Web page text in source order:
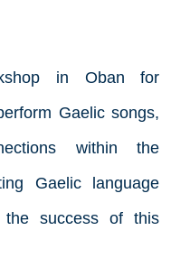
in Oban for
Gaelic songs,
within the
Gaelic language
success of this